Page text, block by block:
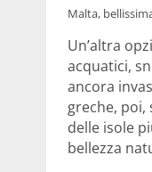
Malta,
Un’altra
acquatici,
ancora
greche,
delle isole
bellezza